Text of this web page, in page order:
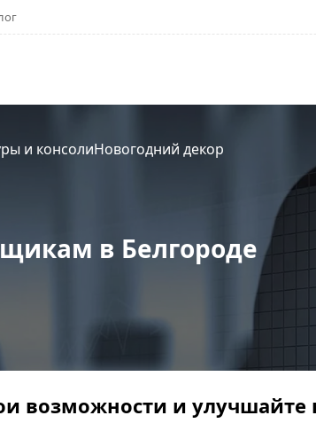
и консолиНовогодний декор
в Белгороде
возможности и